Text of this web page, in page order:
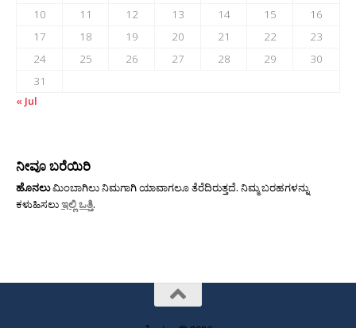
10
11 12 13 14 15
16
17
18 19 20 21 22
23
24
25 26 27 28 29
30
31
« Jul
ನೀವೂ ಬರೆಯಿರಿ
ಹೊನಲುಮಿಂಬಾಗಿಲು ನಿಮಗಾಗಿ ಯಾವಾಗಲೂ ತೆರೆದಿರುತ್ತದೆ. ನಿಮ್ಮ ಬರಹಗಳನ್ನು
ಕಳುಹಿಸಲುಇಲ್ಲಿ ಒತ್ತಿ.